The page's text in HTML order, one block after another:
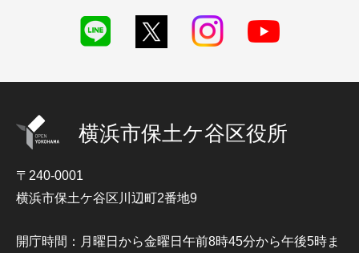
横浜市保土ケ谷区役所
〒240-0001
横浜市保土ケ谷区川辺町2番地9
開庁時間：月曜日から金曜日午前8時45分から午後5時ま